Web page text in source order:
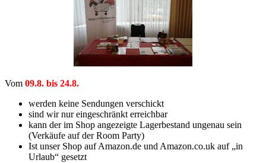
Vom 09.8. bis 24.8.
werden keine Sendungen verschickt
sind wir nur eingeschränkt erreichbar
kann der im Shop angezeigte Lagerbestand ungenau sein
(Verkäufe auf der Room Party)
Ist unser Shop auf Amazon.de und Amazon.co.uk auf „in
Urlaub“ gesetzt